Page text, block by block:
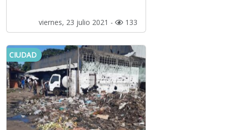
viernes, 23 julio 2021 - 133
CIUDAD